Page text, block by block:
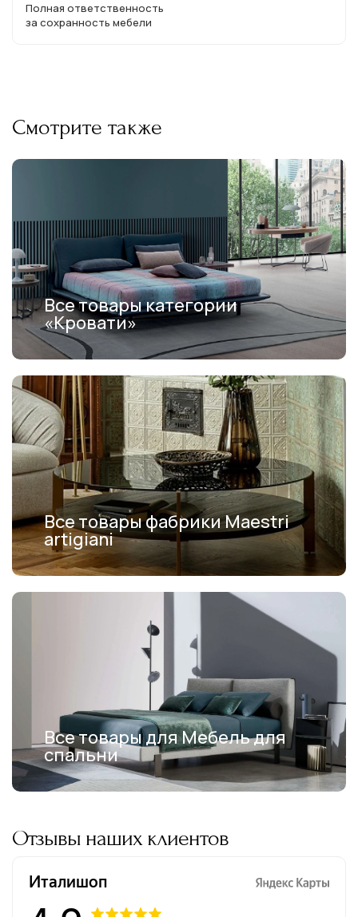
Полная ответственность
за сохранность мебели
Смотрите также
Все товары категории
«Кровати»
Все товары фабрики Maestri
artigiani
Все товары для Мебель для
спальни
Отзывы наших клиентов